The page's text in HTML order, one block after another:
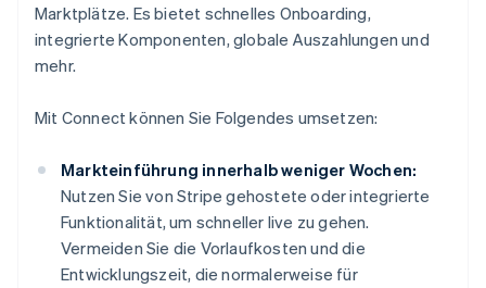
Marktplätze. Es bietet schnelles Onboarding,
integrierte Komponenten, globale Auszahlungen und
mehr.
Mit Connect können Sie Folgendes umsetzen:
Markteinführung innerhalb weniger Wochen:
Nutzen Sie von Stripe gehostete oder integrierte
Funktionalität, um schneller live zu gehen.
Vermeiden Sie die Vorlaufkosten und die
Entwicklungszeit, die normalerweise für